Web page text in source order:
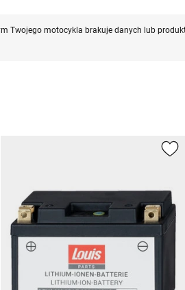
Twojego motocykla brakuje danych lub